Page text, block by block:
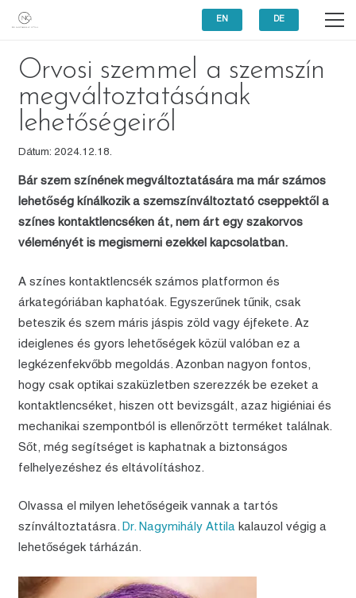
EN DE
Orvosi szemmel a szemszín
megváltoztatásának
lehetőségeiről
Dátum: 2024.12.18.
Bár szem színének megváltoztatására ma már számos
lehetőség kínálkozik a szemszínváltoztató cseppektől a
színes kontaktlencséken át, nem árt egy szakorvos
véleményét is megismerni ezekkel kapcsolatban.
A színes kontaktlencsék számos platformon és
árkategóriában kaphatóak. Egyszerűnek tűnik, csak
beteszik és szem máris jáspis zöld vagy éjfekete. Az
ideiglenes és gyors lehetőségek közül valóban ez a
legkézenfekvőbb megoldás. Azonban nagyon fontos,
hogy csak optikai szaküzletben szerezzék be ezeket a
kontaktlencséket, hiszen ott bevizsgált, azaz higiéniai és
mechanikai szempontból is ellenőrzött terméket találnak.
Sőt, még segítséget is kaphatnak a biztonságos
felhelyezéshez és eltávolításhoz.
Olvassa el milyen lehetőségeik vannak a tartós
színváltoztatásra. Dr. Nagymihály Attilakalauzol végig a
lehetőségek tárházán.